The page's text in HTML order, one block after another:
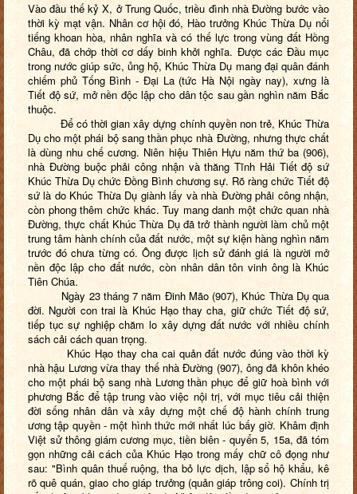
Vào đầu thế kỷ X, ở Trung Quốc, triều đình nhà Đường bước vào
thời kỳ mạt vận. Nhân cơ hội đó, Hào trưởng Khúc Thừa Dụ nổi
tiếng khoan hòa, nhân nghĩa và có thế lực trong vùng đất Hồng
Châu, đã chớp thời cơ dấy binh khởi nghĩa. Được các Đầu mục
trong nước giúp sức, ủng hộ, Khúc Thừa Dụ mang đại quân đánh
chiếm phủ Tống Bình - Đại La (tức Hà Nội ngày nay), xưng là
Tiết độ sứ, mở nền độc lập cho dân tộc sau gần nghìn năm Bắc
thuộc.
Để có thời gian xây dựng chính quyền non trẻ, Khúc Thừa
Dụ cho một phái bộ sang thần phục nhà Đường, nhưng thực chất
là dùng nhu chế cương. Niên hiệu Thiên Hựu năm thứ ba (906),
nhà Đường buộc phải công nhận và thăng Tĩnh Hải Tiết độ sứ
Khúc Thừa Dụ chức Đồng Bình chương sự. Rõ ràng chức Tiết độ
sứ là do Khúc Thừa Dụ giành lấy và nhà Đường phải công nhận,
còn phong thêm chức khác. Tuy mang danh một chức quan nhà
Đường, thực chất Khúc Thừa Dụ đã trở thành người làm chủ một
trung tâm hành chính của đất nước, một sự kiện hàng nghìn năm
trước đó chưa từng có. Ông được lịch sử đánh giá là người mở
nền độc lập cho đất nước, còn nhân dân tôn vinh ông là Khúc
Tiên Chúa.
Ngày 23 tháng 7 năm Đinh Mão (907), Khúc Thừa Dụ qua
đời. Người con trai là Khúc Hạo thay cha, giữ chức Tiết độ sứ,
tiếp tục sự nghiệp chăm lo xây dựng đất nước với nhiều chính
sách cải cách quan trọng.
Khúc Hạo thay cha cai quản đất nước đúng vào thời kỳ
nhà hậu Lương vừa thay thế nhà Đường (907), ông đã khôn khéo
cho một phái bộ sang nhà Lương thần phục để giữ hoà bình với
phương Bắc để tập trung vào việc nội trị, với mục tiêu cải thiện
đời sống nhân dân và xây dựng một chế độ hành chính trung
ương tập quyền - một hình thức mới nhất lúc bấy giờ. Khâm định
Việt sử thông giám cương mục, tiền biên - quyển 5, 15a, đã tóm
gọn những cải cách của Khúc Hạo trong mấy chữ cô đọng như
sau: "Bình quân thuế ruộng, tha bỏ lực dịch, lập sổ hộ khẩu, kê
rõ quê quán, giao cho giáp trưởng (quản giáp trông coi). Chính trị